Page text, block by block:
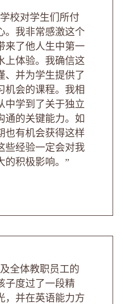
校对学生们所付
。我非常感激这个
来了他人生中第一
上体验。我确信这
、并为学生提供了
机会的课程。我相
中学到了关于独立
通的关键能力。如
也有机会获得这样
些经验一定会对我
的积极影响。”
全体教职员工的
子度过了一段精
，并在英语能力方